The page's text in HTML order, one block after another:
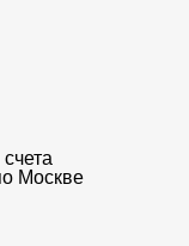
Москве